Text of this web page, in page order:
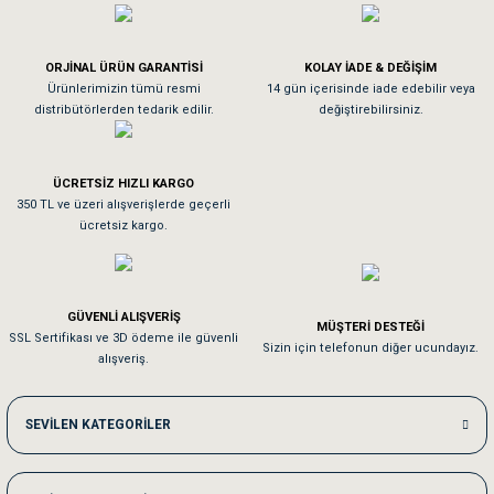
Köpeğim bayıldı hediyeler için teşekkürler
As**** Tu******
Tavşanım kafesinin kalitesine ve paketlemesine bayıldım
Sa**** On******
Kedilerim beğeniyorlar. Memnunuz. Uygun fiyatta olması iyi.
Me***** Ya******
Akşam verdiğim sipariş bir sonraki gün elime ulaştı. Jack russell köpeğim
ORJİNAL ÜRÜN GARANTİSİ
Ürünlerimizin tümü resmi
distribütörlerden tedarik edilir.
KOLAY İADE & DEĞİŞİM
14 gün içerisinde iade edebilir veya
değiştirebilirsiniz.
ÜCRETSİZ HIZLI KARGO
350 TL ve üzeri alışverişlerde geçerli
ücretsiz kargo.
GÜVENLİ ALIŞVERİŞ
SSL Sertifikası ve 3D ödeme ile güvenli
alışveriş.
MÜŞTERİ DESTEĞİ
Sizin için telefonun diğer ucundayız.
SEVİLEN KATEGORİLER